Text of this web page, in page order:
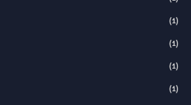
(1)
(1)
(1)
(1)